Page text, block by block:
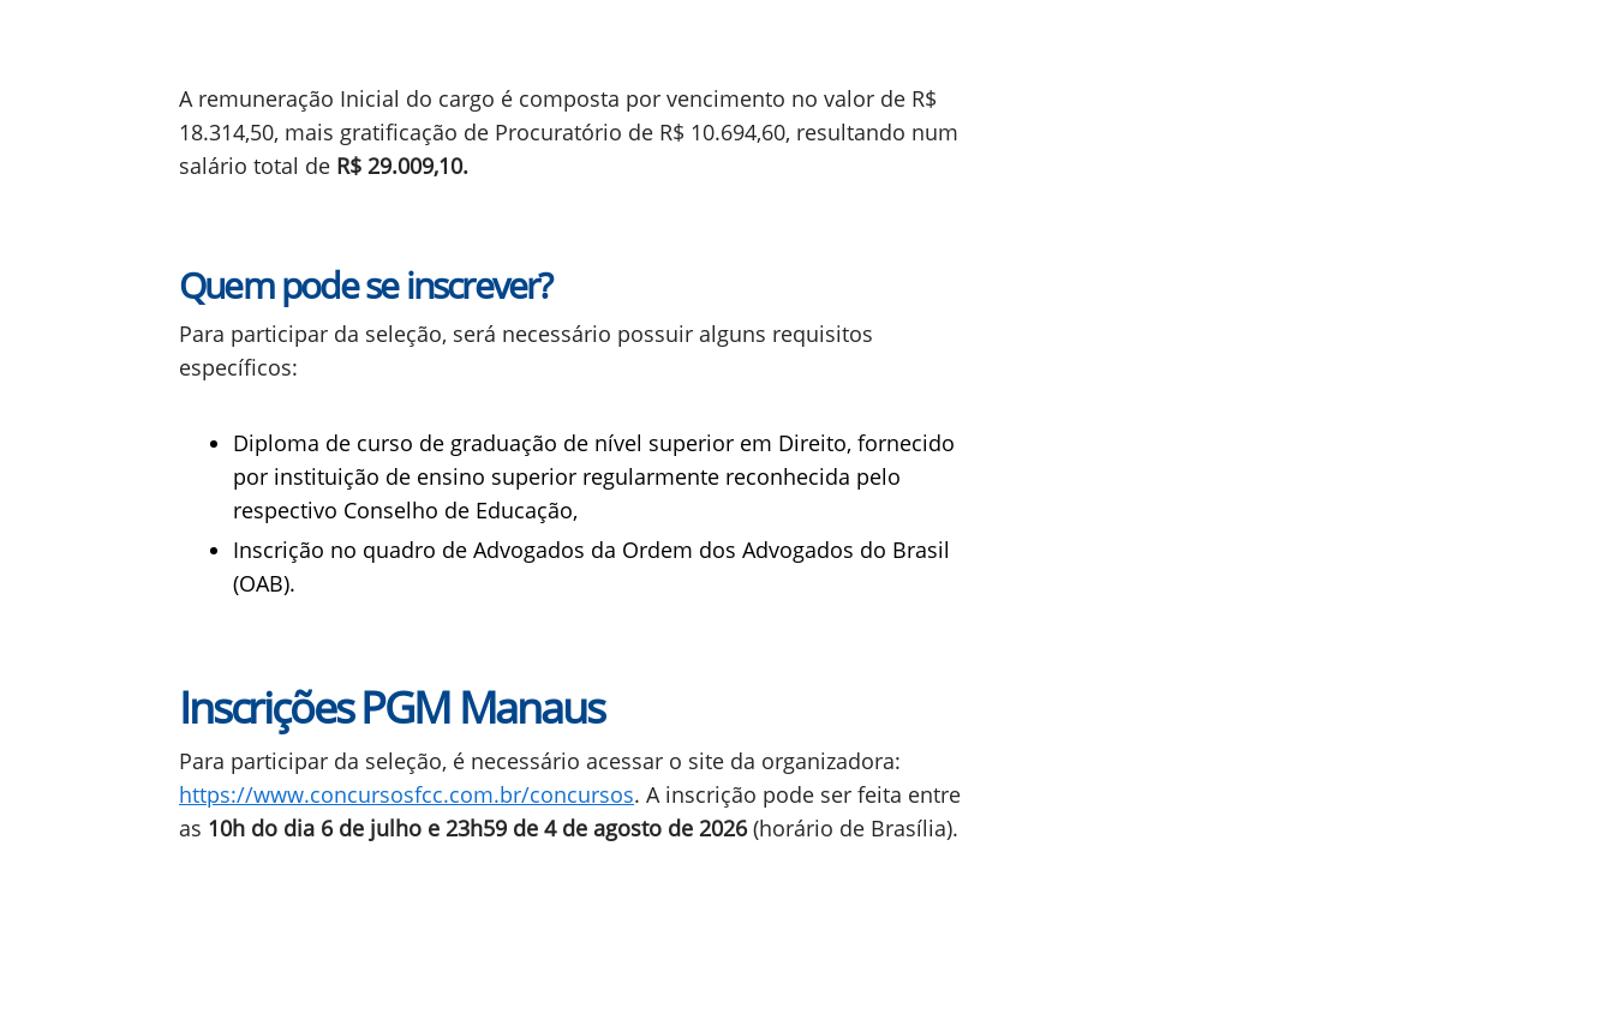
A remuneração Inicial do cargo é composta por vencimento no valor de R$
18.314,50, mais gratificação de Procuratório de R$ 10.694,60, resultando num
salário total de R$ 29.009,10.
Quem pode se inscrever?
Para participar da seleção, será necessário possuir alguns requisitos
específicos:
Diploma de curso de graduação de nível superior em Direito, fornecido
por instituição de ensino superior regularmente reconhecida pelo
respectivo Conselho de Educação,
Inscrição no quadro de Advogados da Ordem dos Advogados do Brasil
(OAB).
Inscrições PGM Manaus
Para participar da seleção, é necessário acessar o site da organizadora:
https://www.concursosfcc.com.br/concursos. A inscrição pode ser feita entre
as 10h do dia 6 de julho e 23h59 de 4 de agosto de 2026(horário de Brasília).